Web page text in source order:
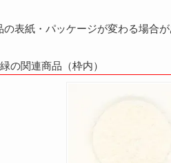
表紙・パッケージが変わる場合が
の関連商品（枠内）